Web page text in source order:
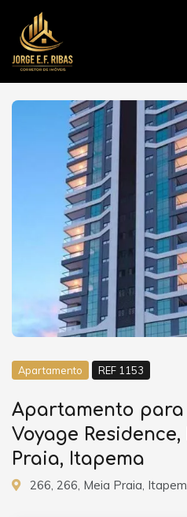
Apartamento REF 1153
Apartamento para
Voyage Residence,
Praia, Itapema
266, 266, Meia Praia,